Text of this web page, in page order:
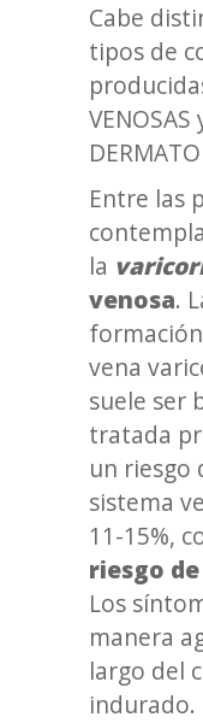
Cabe
tipos de
VENOSAS
Entre las
la
venosa.
vena
suele ser
tratada
un riesgo
sistema
11-15%,
riesgo
Los
manera
largo del
indurado.